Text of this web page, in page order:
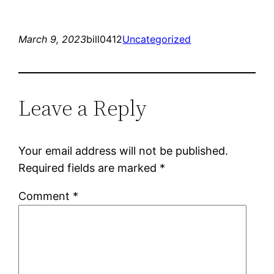
March 9, 2023bill0412Uncategorized
Leave a Reply
Your email address will not be published.
Required fields are marked *
Comment *